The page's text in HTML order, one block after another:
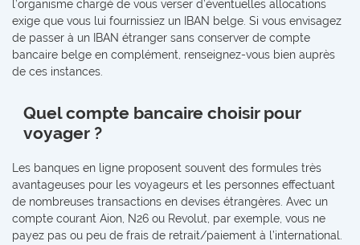
l’organisme chargé de vous verser d’éventuelles allocations
exige que vous lui fournissiez un IBAN belge. Si vous envisagez
de passer à un IBAN étranger sans conserver de compte
bancaire belge en complément, renseignez-vous bien auprès
de ces instances.
Quel compte bancaire choisir pour
voyager ?
Les banques en ligne proposent souvent des formules très
avantageuses pour les voyageurs et les personnes effectuant
de nombreuses transactions en devises étrangères. Avec un
compte courant Aion, N26 ou Revolut, par exemple, vous ne
payez pas ou peu de frais de retrait/paiement à l’international.